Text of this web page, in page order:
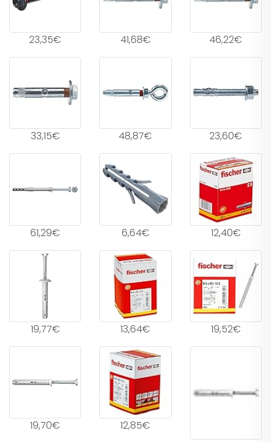
23,35€ 41,68€ 46,22€
33,15€ 48,87€ 23,60€
61,29€ 6,64€ 12,40€
19,77€ 13,64€ 19,52€
19,70€
12,85€